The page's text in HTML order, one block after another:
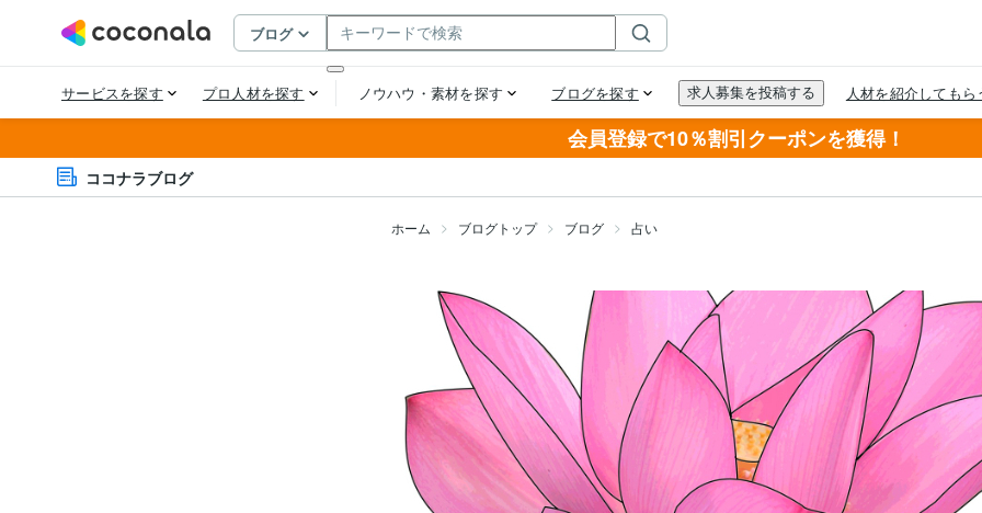
会員登録で10％割引クーポンを獲得！
ココナラブログ
ホーム ブログトップ ブログ 占い